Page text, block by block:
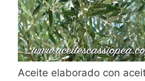
Aceite elaborado con